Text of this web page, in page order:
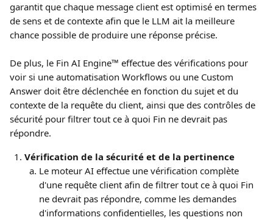
garantit que chaque message client est optimisé en termes
de sens et de contexte afin que le LLM ait la meilleure
chance possible de produire une réponse précise.
De plus, le Fin AI Engine™ effectue des vérifications pour
voir si une automatisation Workflows ou une Custom
Answer doit être déclenchée en fonction du sujet et du
contexte de la requête du client, ainsi que des contrôles de
sécurité pour filtrer tout ce à quoi Fin ne devrait pas
répondre.
Vérification de la sécurité et de la pertinence
Le moteur AI effectue une vérification complète
d'une requête client afin de filtrer tout ce à quoi Fin
ne devrait pas répondre, comme les demandes
d'informations confidentielles, les questions non